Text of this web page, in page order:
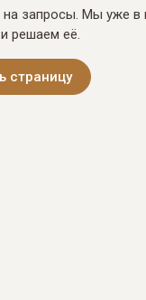
на запросы. Мы уже в
решаем её.
страницу